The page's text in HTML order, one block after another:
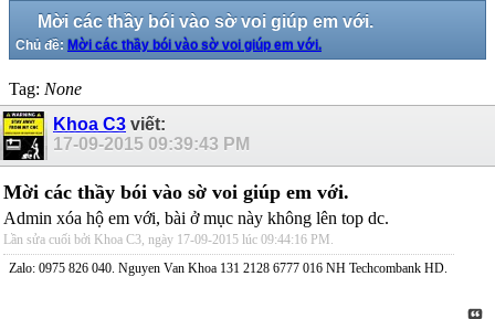
Mời các thầy bói vào sờ voi giúp em với.
Chủ đề: Mời các thầy bói vào sờ voi giúp em với.
Tag: None
Khoa C3 viết:
17-09-2015 09:39:43 PM
Mời các thầy bói vào sờ voi giúp em với.
Admin xóa hộ em với, bài ở mục này không lên top dc.
Lần sửa cuối bởi Khoa C3, ngày 17-09-2015 lúc 09:44:16 PM .
Zalo: 0975 826 040. Nguyen Van Khoa 131 2128 6777 016 NH Techcombank HD.